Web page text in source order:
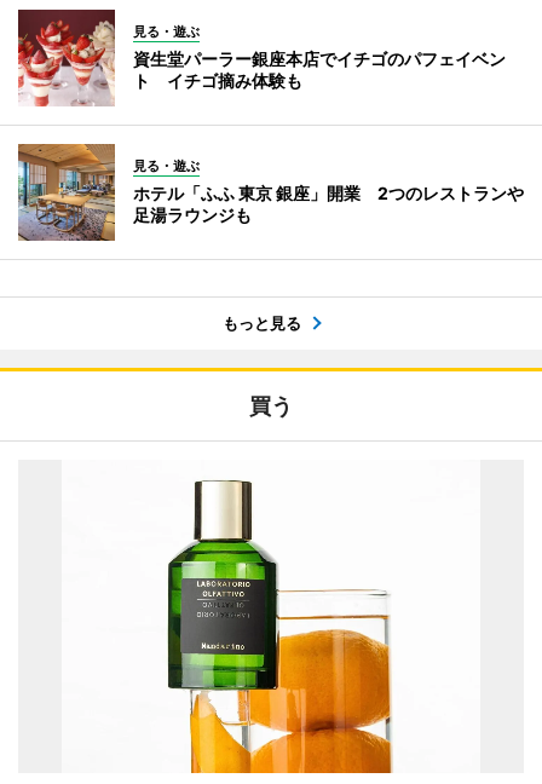
見る・遊ぶ
資生堂パーラー銀座本店でイチゴのパフェイベン
ト イチゴ摘み体験も
見る・遊ぶ
ホテル「ふふ 東京 銀座」開業 2つのレストランや
足湯ラウンジも
もっと見る
買う